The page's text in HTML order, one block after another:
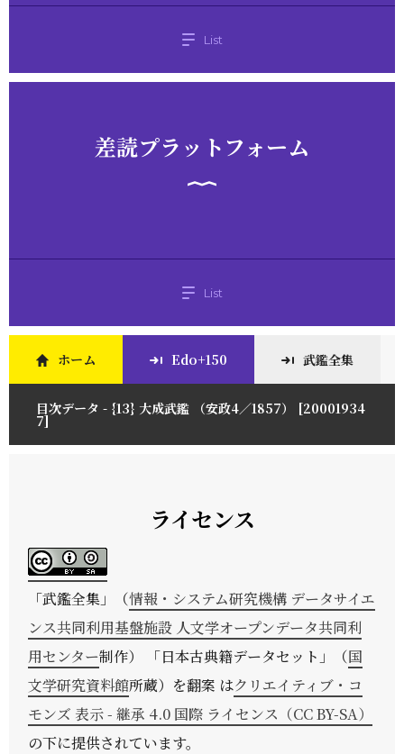
List
差読プラットフォーム
List
ホーム Edo+150 武鑑全集
目次データ - {13} 大成武鑑 （安政4／1857） [20001934
7]
ライセンス
「武鑑全集 」（情報・システム研究機構 データサイエ
ンス共同利用基盤施設 人文学オープンデータ共同利
用センター制作） 「日本古典籍データセット」（国
文学研究資料館所蔵）を翻案 はクリエイティブ・コ
モンズ 表示 - 継承 4.0 国際 ライセンス（CC BY-SA）
の下に提供されています。